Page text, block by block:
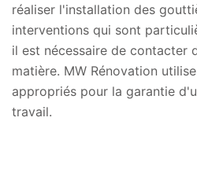
réaliser l'installation des
interventions qui sont
il est nécessaire de contacter
matière. MW Rénovation
appropriés pour la garantie
travail.